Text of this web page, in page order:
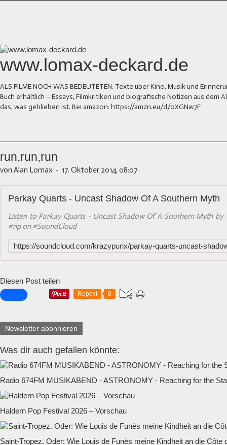
www.lomax-deckard.de
ALS FILME NOCH WAS BEDEUTETEN. Texte über Kino, Musik und
Buch erhältlich – Essays, Filmkritiken und biografische Notizen aus dem
das, was geblieben ist. Bei amazon: https://amzn.eu/d/0XGNw7F
run,run,run
von Alan Lomax - 17. Oktober 2014, 08:07
Parkay Quarts - Uncast Shadow Of A Southern Myth
Listen to Parkay Quarts - Uncast Shadow Of A Southern Myth by
#np on #SoundCloud
Diesen Post teilen
Repost 0
Newsletter abonnieren
Was dir auch gefallen könnte:
Radio 674FM MUSIKABEND - ASTRONOMY - Reaching for the
Haldern Pop Festival 2026 – Vorschau
Saint-Tropez. Oder: Wie Louis de Funès meine Kindheit an die Côte